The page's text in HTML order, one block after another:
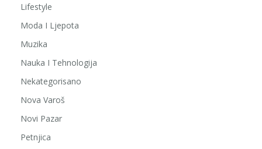
Lifestyle
Moda I Ljepota
Muzika
Nauka I Tehnologija
Nekategorisano
Nova Varoš
Novi Pazar
Petnjica